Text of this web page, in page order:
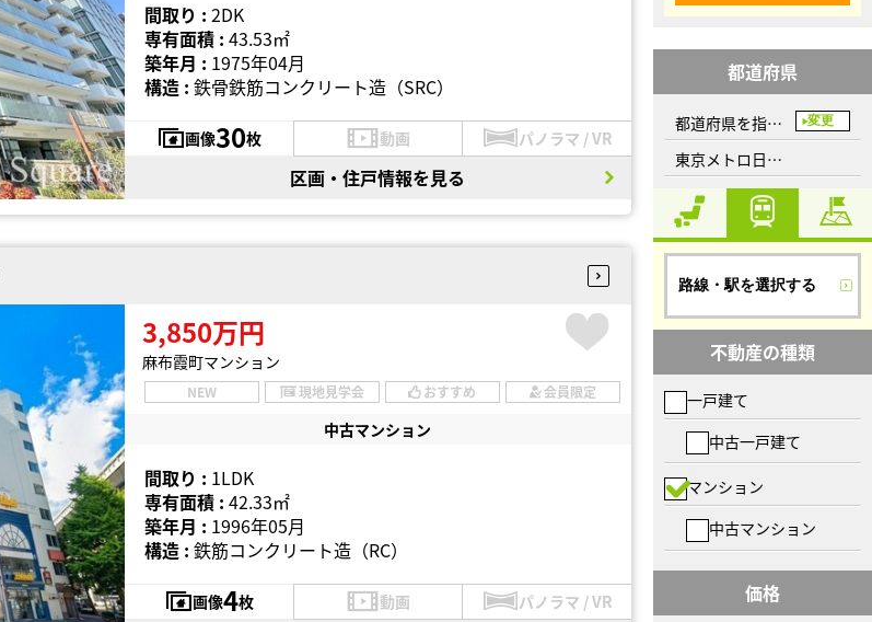
間取り : 2DK
専有面積 : 43.53㎡
築年月 : 1975年04月
構造 : 鉄骨鉄筋コンクリート造（SRC）
画像30枚 動画 パノラマ / VR
区画・住戸情報を見る
3,850万円
麻布霞町マンション
NEW 現地見学会 おすすめ 会員限定
中古マンション
間取り : 1LDK
専有面積 : 42.33㎡
築年月 : 1996年05月
構造 : 鉄筋コンクリート造（RC）
画像4枚 動画 パノラマ / VR
都道府県
都道府県を指定してください 変更
東京メトロ日比谷線
路線・駅を選択する
不動産の種類
一戸建て
中古一戸建て
マンション
中古マンション
価格